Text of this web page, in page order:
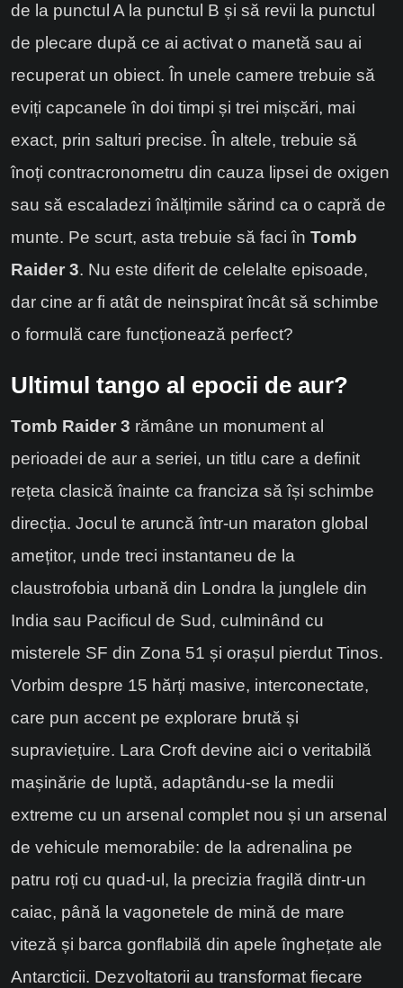
de la punctul A la punctul B și să revii la punctul
de plecare după ce ai activat o manetă sau ai
recuperat un obiect. În unele camere trebuie să
eviți capcanele în doi timpi și trei mișcări, mai
exact, prin salturi precise. În altele, trebuie să
înoți contracronometru din cauza lipsei de oxigen
sau să escaladezi înălțimile sărind ca o capră de
munte. Pe scurt, asta trebuie să faci în Tomb
Raider 3. Nu este diferit de celelalte episoade,
dar cine ar fi atât de neinspirat încât să schimbe
o formulă care funcționează perfect?
Ultimul tango al epocii de aur?
Tomb Raider 3 rămâne un monument al
perioadei de aur a seriei, un titlu care a definit
rețeta clasică înainte ca franciza să își schimbe
direcția. Jocul te aruncă într-un maraton global
amețitor, unde treci instantaneu de la
claustrofobia urbană din Londra la junglele din
India sau Pacificul de Sud, culminând cu
misterele SF din Zona 51 și orașul pierdut Tinos.
Vorbim despre 15 hărți masive, interconectate,
care pun accent pe explorare brută și
supraviețuire. Lara Croft devine aici o veritabilă
mașinărie de luptă, adaptându-se la medii
extreme cu un arsenal complet nou și un arsenal
de vehicule memorabile: de la adrenalina pe
patru roți cu quad-ul, la precizia fragilă dintr-un
caiac, până la vagonetele de mină de mare
viteză și barca gonflabilă din apele înghețate ale
Antarcticii. Dezvoltatorii au transformat fiecare